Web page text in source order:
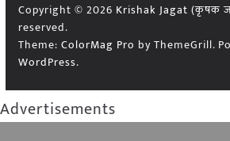
Copyright © 2026 Krishak Jagat (कृषक
reserved.
Theme: ColorMag Pro by ThemeGrill.
WordPress.
Advertisements